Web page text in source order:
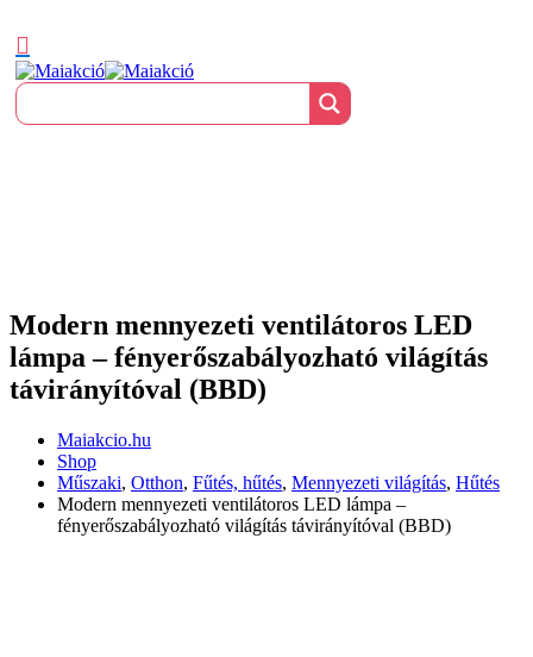
Modern mennyezeti ventilátoros LED
lámpa – fényerőszabályozható világítás
távirányítóval (BBD)
Maiakcio.hu
Shop
Műszaki, Otthon, Fűtés, hűtés, Mennyezeti világítás, Hűtés
Modern mennyezeti ventilátoros LED lámpa –
fényerőszabályozható világítás távirányítóval (BBD)